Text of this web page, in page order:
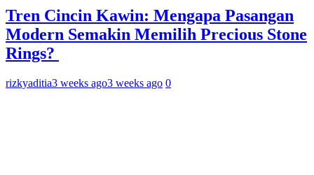
Tren Cincin Kawin: Mengapa Pasangan
Modern Semakin Memilih Precious Stone
Rings?
rizkyaditia3 weeks ago3 weeks ago 0